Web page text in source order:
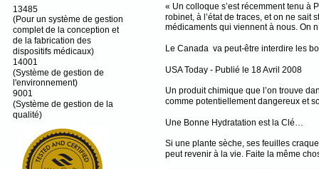
13485
(Pour un système de gestion
complet de la conception et
de la fabrication des
dispositifs médicaux)
14001
(Système de gestion de
l'environnement)
9001
(Système de gestion de la
qualité)
« Un colloque s’est récemment tenu à
robinet, à l’état de traces, et on ne
médicaments qui viennent à nous. On
Le Canada va peut-être interdire les
USA Today - Publié le 18 Avril 2008
Un produit chimique que l’on trouve
comme potentiellement dangereux et
Une Bonne Hydratation est la Clé…
Si une plante sèche, ses feuilles
peut revenir à la vie. Faite la même